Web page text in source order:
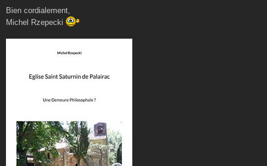
Bien cordialement,
Michel Rzepecki